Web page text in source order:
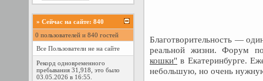
» Сейчас на сайте: 840
0 пользователей и 840 гостей
Все Пользователи не на сайте
Рекорд одновременного
пребывания 31,918, это было
03.05.2026 в 16:55.
Благотворительность —
реальной жизни. Форум
кошки" в Екатеринбурге.
небольшую, но очень